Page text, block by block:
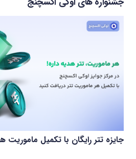
جایزه تتر رایگان با تکمیل